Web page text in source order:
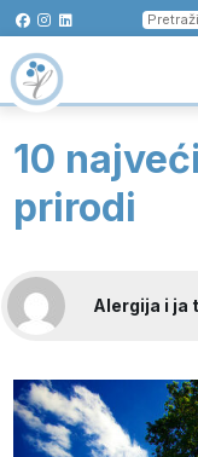
Pretraga
za:
10
prirodi
Alergija i ja